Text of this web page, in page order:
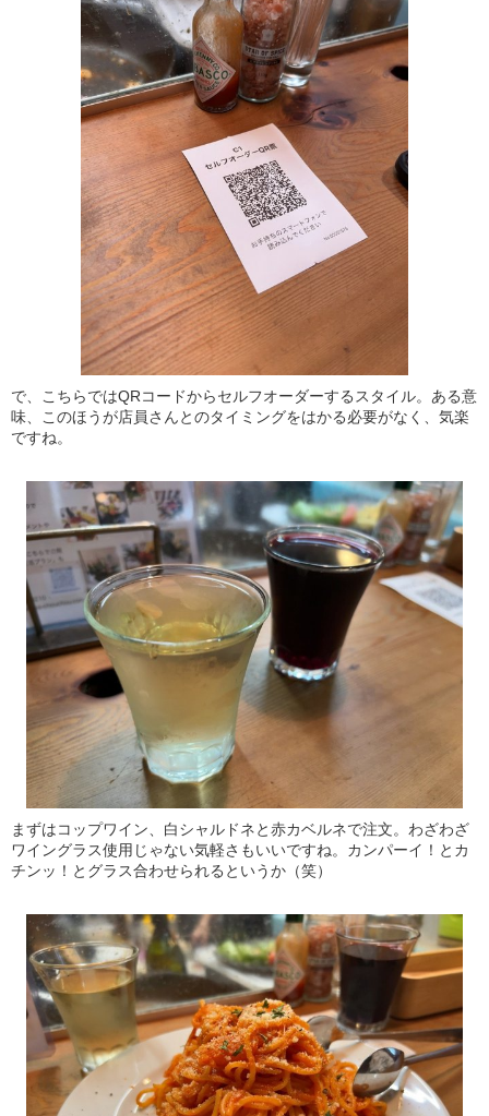
で、こちらではQRコードからセルフオーダーするスタイル。ある意
味、このほうが店員さんとのタイミングをはかる必要がなく、気楽
ですね。
まずはコップワイン、白シャルドネと赤カベルネで注文。わざわざ
ワイングラス使用じゃない気軽さもいいですね。カンパーイ！とカ
チンッ！とグラス合わせられるというか（笑）